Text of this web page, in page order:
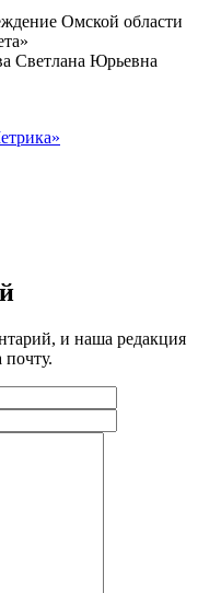
Омской области
Светлана Юрьевна
и наша редакция